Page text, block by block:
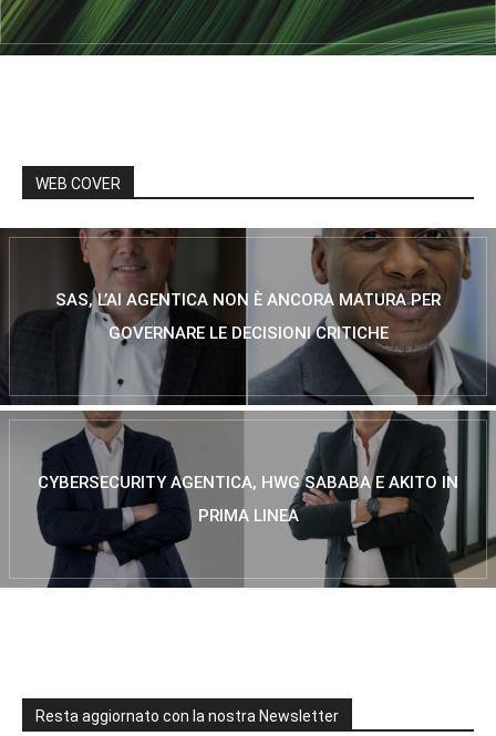
WEB COVER
SAS, L’AI AGENTICA NON È ANCORA MATURA PER
GOVERNARE LE DECISIONI CRITICHE
CYBERSECURITY AGENTICA, HWG SABABA E AKITO IN
PRIMA LINEA
Resta aggiornato con la nostra Newsletter